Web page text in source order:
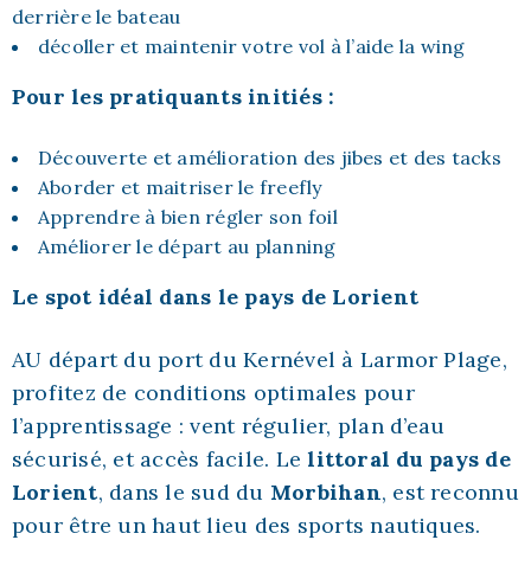
derrière le bateau
décoller et maintenir votre vol à l’aide la wing
Pour les pratiquants initiés :
Découverte et amélioration des jibes et des tacks
Aborder et maitriser le freefly
Apprendre à bien régler son foil
Améliorer le départ au planning
Le spot idéal dans le pays de Lorient
AU départ du port du Kernével à Larmor Plage,
profitez de conditions optimales pour
l’apprentissage : vent régulier, plan d’eau
sécurisé, et accès facile. Lelittoral du pays de
Lorient, dans le sud du Morbihan, est reconnu
pour être un haut lieu des sports nautiques.